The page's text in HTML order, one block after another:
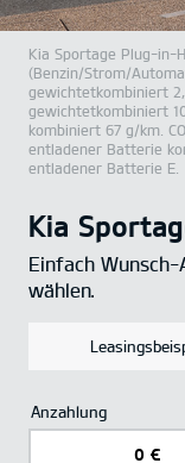
Kia
Einfach
wählen.
Anzahlung
Kia Sportage Plug-in-
(Benzin/Strom/
gewichtetkombiniert
gewichtetkombiniert
kombiniert 67 g/km. CO
entladener Batterie
entladener Batterie E.